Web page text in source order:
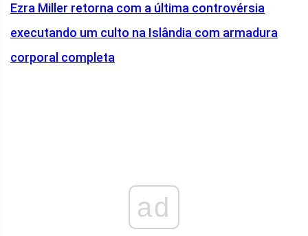
Ezra Miller retorna com a última controvérsia
executando um culto na Islândia com armadura
corporal completa
ad